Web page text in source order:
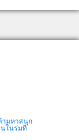
ามหาสนุก
ในร่มที่